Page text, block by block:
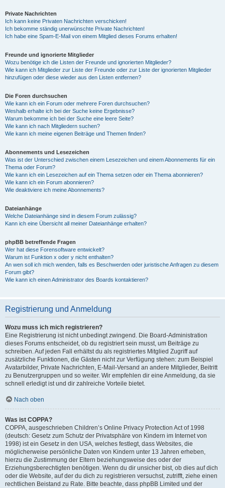
Private Nachrichten
Ich kann keine Privaten Nachrichten verschicken!
Ich bekomme ständig unerwünschte Private Nachrichten!
Ich habe eine Spam-E-Mail von einem Mitglied dieses Forums erhalten!
Freunde und ignorierte Mitglieder
Wozu benötige ich die Listen der Freunde und ignorierten Mitglieder?
Wie kann ich Mitglieder zur Liste der Freunde oder zur Liste der ignorierten Mitglieder
hinzufügen oder diese wieder aus den Listen entfernen?
Die Foren durchsuchen
Wie kann ich ein Forum oder mehrere Foren durchsuchen?
Weshalb erhalte ich bei der Suche keine Ergebnisse?
Warum bekomme ich bei der Suche eine leere Seite?
Wie kann ich nach Mitgliedern suchen?
Wie kann ich meine eigenen Beiträge und Themen finden?
Abonnements und Lesezeichen
Was ist der Unterschied zwischen einem Lesezeichen und einem Abonnements für ein
Thema oder Forum?
Wie kann ich ein Lesezeichen auf ein Thema setzen oder ein Thema abonnieren?
Wie kann ich ein Forum abonnieren?
Wie deaktiviere ich meine Abonnements?
Dateianhänge
Welche Dateianhänge sind in diesem Forum zulässig?
Kann ich eine Übersicht all meiner Dateianhänge erhalten?
phpBB betreffende Fragen
Wer hat diese Forensoftware entwickelt?
Warum ist Funktion x oder y nicht enthalten?
An wen soll ich mich wenden, falls es Beschwerden oder juristische Anfragen zu diesem
Forum gibt?
Wie kann ich einen Administrator des Boards kontaktieren?
Registrierung und Anmeldung
Wozu muss ich mich registrieren?
Eine Registrierung ist nicht unbedingt zwingend. Die Board-Administration
dieses Forums entscheidet, ob du registriert sein musst, um Beiträge zu
schreiben. Auf jeden Fall erhältst du als registriertes Mitglied Zugriff auf
zusätzliche Funktionen, die Gästen nicht zur Verfügung stehen: zum Beispiel
Avatarbilder, Private Nachrichten, E-Mail-Versand an andere Mitglieder, Beitritt
zu Benutzergruppen und so weiter. Wir empfehlen dir eine Anmeldung, da sie
schnell erledigt ist und dir zahlreiche Vorteile bietet.
Nach oben
Was ist COPPA?
COPPA, ausgeschrieben Children’s Online Privacy Protection Act of 1998
(deutsch: Gesetz zum Schutz der Privatsphäre von Kindern im Internet von
1998) ist ein Gesetz in den USA, welches festlegt, dass Websites, die
möglicherweise persönliche Daten von Kindern unter 13 Jahren erheben,
hierzu die Zustimmung der Eltern beziehungsweise des oder der
Erziehungsberechtigten benötigen. Wenn du dir unsicher bist, ob dies auf dich
oder die Website, auf der du dich zu registrieren versuchst, zutrifft, ziehe einen
rechtlichen Beistand zu Rate. Bitte beachte, dass phpBB Limited und der